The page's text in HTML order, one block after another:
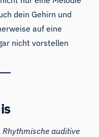
dein Gehirn und
auf eine
nicht vorstellen
Rhythmische auditive